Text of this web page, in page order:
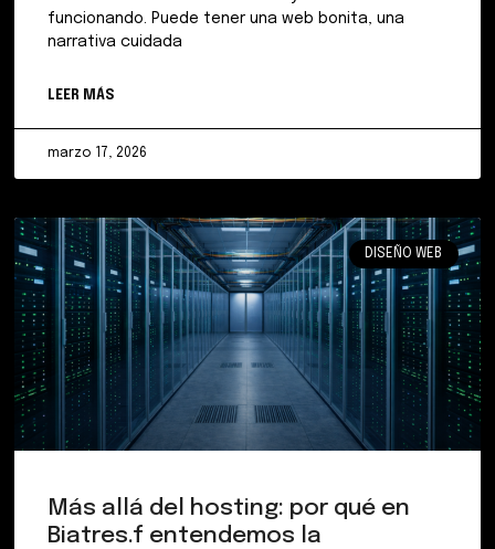
funcionando. Puede tener una web bonita, una
narrativa cuidada
LEER MÁS
marzo 17, 2026
DISEÑO WEB
Más allá del hosting: por qué en
Biatres.f entendemos la